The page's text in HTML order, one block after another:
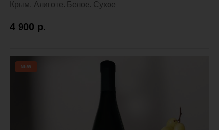
Крым. Алиготе. Белое. Сухое
4 900 р.
NEW